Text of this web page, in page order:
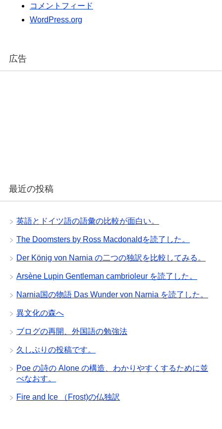
コメントフィード
WordPress.org
広告
最近の投稿
英語とドイツ語の語彙の比較が面白い。
The Doomsters by Ross Macdonaldを読了した。
Der König von Narnia の二つの独訳を比較してみる。
Arsène Lupin Gentleman cambrioleur を読了した。
Narnia国の物語 Das Wunder von Narnia を読了した。
異文化の森へ
ブログの再開、外国語の勉強法
久しぶりの投稿です。
Poe の詩の Alone の構造、わかりやすくするために並
べなおす。
Fire and Ice （Frost)の仏独訳